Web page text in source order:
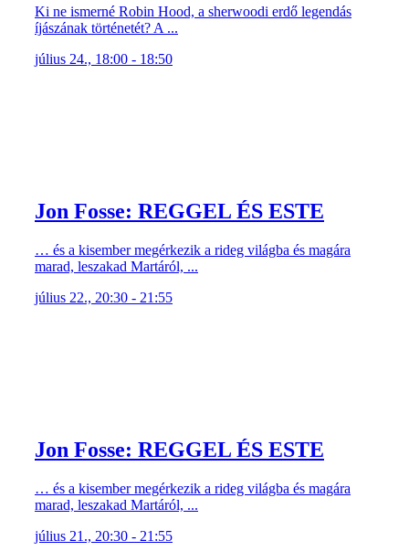
Ki ne ismerné Robin Hood, a sherwoodi erdő legendás
íjászának történetét? A ...
július 24., 18:00 - 18:50
Jon Fosse: REGGEL ÉS ESTE
… és a kisember megérkezik a rideg világba és magára
marad, leszakad Martáról, ...
július 22., 20:30 - 21:55
Jon Fosse: REGGEL ÉS ESTE
… és a kisember megérkezik a rideg világba és magára
marad, leszakad Martáról, ...
július 21., 20:30 - 21:55